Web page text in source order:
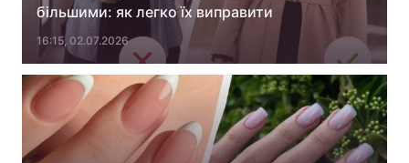
більшими: як легко їх виправити
16:15, 02.07.2026